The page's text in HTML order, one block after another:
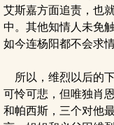
艾斯嘉方面追责，也
中。其他知情人未免
如今连杨阳都不会求情
所以，维烈以后的
可怜可悲，但唯独肖
和帕西斯，三个对他